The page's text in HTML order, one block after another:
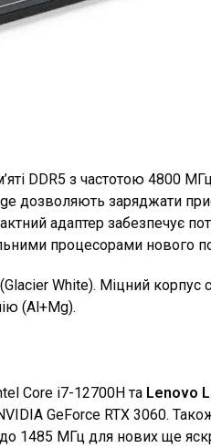
DDR5 з частотою 4800
дозволяють заряджати
адаптер забезпечує
процесорами нового
White). Міцний корпус
(Al+Mg).
Core i7-12700H та Lenovo
GeForce RTX 3060.
1485 МГц для нових ще